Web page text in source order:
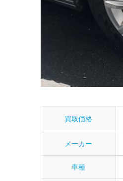
買取価格
メーカー
車種